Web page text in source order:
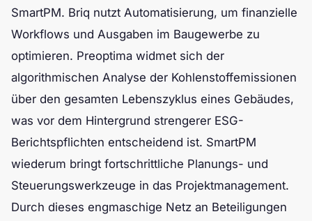
SmartPM. Briq nutzt Automatisierung, um finanzielle
Workflows und Ausgaben im Baugewerbe zu
optimieren. Preoptima widmet sich der
algorithmischen Analyse der Kohlenstoffemissionen
über den gesamten Lebenszyklus eines Gebäudes,
was vor dem Hintergrund strengerer ESG-
Berichtspflichten entscheidend ist. SmartPM
wiederum bringt fortschrittliche Planungs- und
Steuerungswerkzeuge in das Projektmanagement.
Durch dieses engmaschige Netz an Beteiligungen